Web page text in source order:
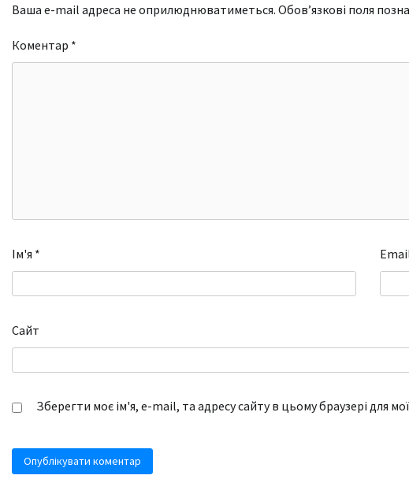
Ваша e-mail адреса не оприлюднюватиметься. Обов’язкові поля
Коментар *
Ім'я *
Сайт
Зберегти моє ім'я, e-mail, та адресу сайту в цьому браузері для